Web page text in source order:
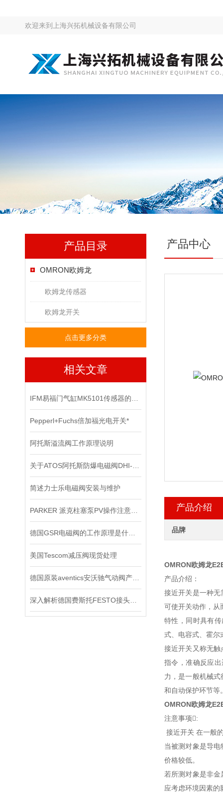
欢迎来到 上海兴拓机械设备有限公司
产品目录
OMRON欧姆龙
欧姆龙传感器
欧姆龙开关
点击更多分类
相关文章
Pepperl+Fuchs倍加福光电开关*
阿托斯溢流阀工作原理说明
简述力士乐电磁阀安装与维护
美国Tescom减压阀现货处理
产品中心
产品介绍
品牌
OMRON欧姆龙
产品介绍：
接近开关是一种
可使开关动作，从
特性，同时具有
式、电容式、霍尔
接近开关又称无
指令，准确反应
力，是一般机械
和自动保护环节等
OMRON欧姆龙
注意事项:
接近开关 在一般
当被测对象是导
价格较低。
若所测对象是非
应考虑环境因素的